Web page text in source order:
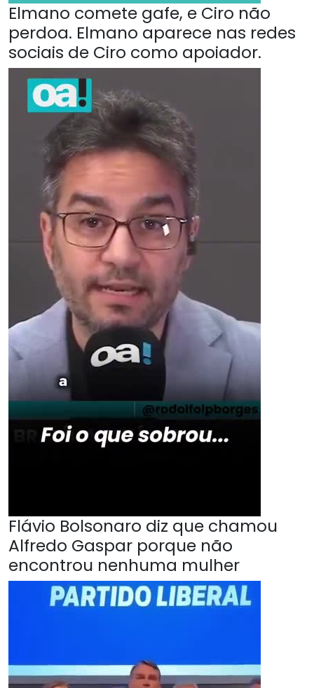
Elmano comete gafe, e Ciro não
perdoa. Elmano aparece nas redes
sociais de Ciro como apoiador.
Flávio Bolsonaro diz que chamou
Alfredo Gaspar porque não
encontrou nenhuma mulher